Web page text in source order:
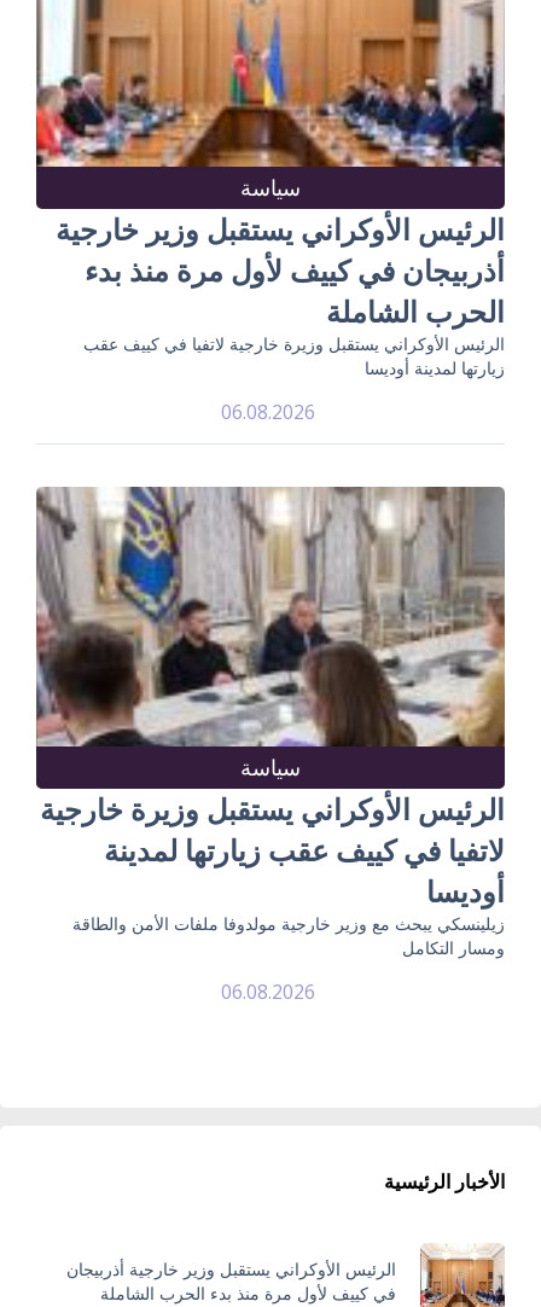
سياسة
الرئيس الأوكراني يستقبل وزير خارجية
أذربيجان في كييف لأول مرة منذ بدء
الحرب الشاملة
الرئيس الأوكراني يستقبل وزيرة خارجية لاتفيا في كييف عقب
زيارتها لمدينة أوديسا
06.08.2026
سياسة
الرئيس الأوكراني يستقبل وزيرة خارجية
لاتفيا في كييف عقب زيارتها لمدينة
أوديسا
زيلينسكي يبحث مع وزير خارجية مولدوفا ملفات الأمن والطاقة
ومسار التكامل
06.08.2026
الأخبار الرئيسية
الرئيس الأوكراني يستقبل وزير خارجية أذربيجان
في كييف لأول مرة منذ بدء الحرب الشاملة